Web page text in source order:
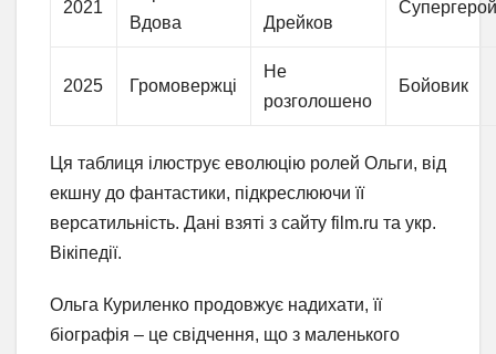
2021
Вдова
Дрейков
2025 Громовержці
Не
розголошено
Бойовик
Ця таблиця ілюструє еволюцію ролей Ольги, від
екшну до фантастики, підкреслюючи її
версатильність. Дані взяті з сайту film.ru та укр.
Вікіпедії.
Ольга Куриленко продовжує надихати, її
біографія – це свідчення, що з маленького